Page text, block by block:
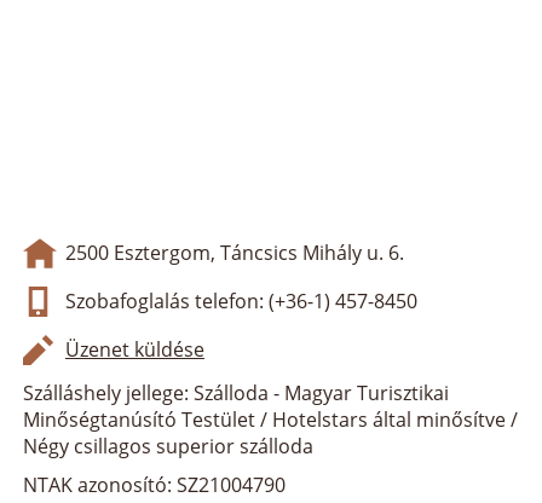
2500 Esztergom, Táncsics Mihály u. 6.
Szobafoglalás telefon: (+36-1) 457-8450
Üzenet küldése
Szálláshely jellege: Szálloda - Magyar Turisztikai
Minőségtanúsító Testület / Hotelstars által minősítve /
Négy csillagos superior szálloda
NTAK azonosító: SZ21004790